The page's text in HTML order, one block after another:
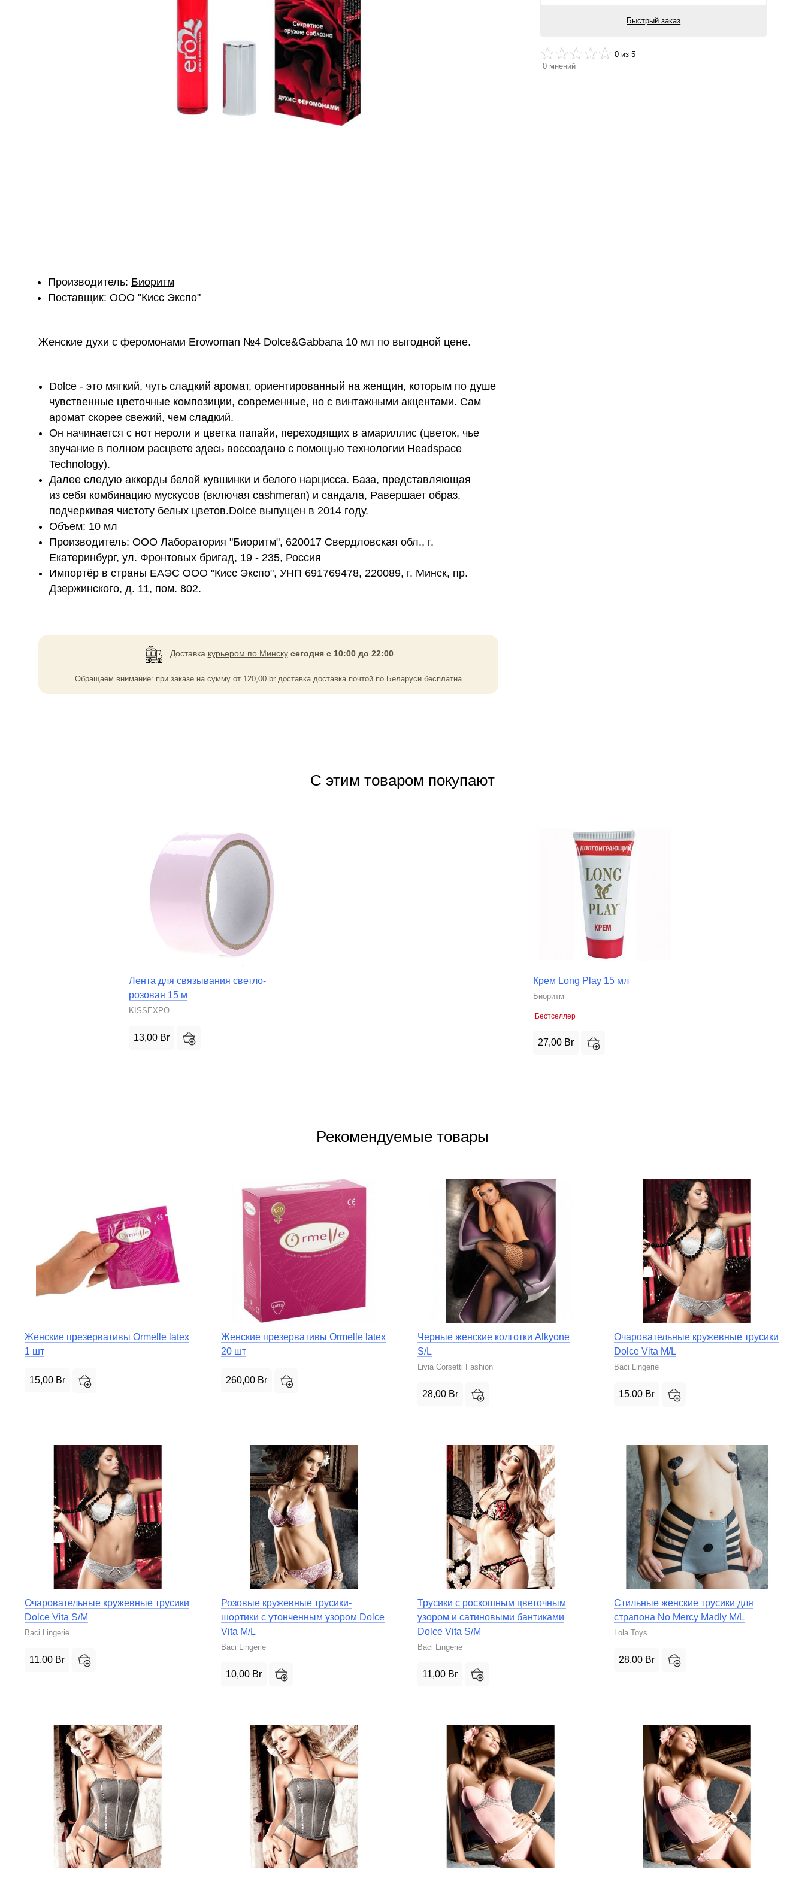
Быстрый заказ
0 из 5
0 мнений
Производитель: Биоритм
Поставщик: ОOО "Кисс Экспо"
Женские духи с феромонами Erowoman №4 Dolce&Gabbana 10 мл по выгодной цене.
Dolce - это мягкий, чуть сладкий аромат, ориентированный на женщин, которым по душе
чувственные цветочные композиции, современные, но с винтажными акцентами. Сам
аромат скорее свежий, чем сладкий.
Он начинается с нот нероли и цветка папайи, переходящих в амариллис (цветок, чье
звучание в полном расцвете здесь воссоздано с помощью технологии Headspace
Technology).
Далее следую аккорды белой кувшинки и белого нарцисса. База, представляющая
из себя комбинацию мускусов (включая cashmeran) и сандала, Pавершает образ,
подчеркивая чистоту белых цветов.Dolce выпущен в 2014 году.
Объем: 10 мл
Производитель: ООО Лаборатория "Биоритм", 620017 Свердловская обл., г.
Екатеринбург, ул. Фронтовых бригад, 19 - 235, Россия
Импортёр в страны ЕАЭС ООО "Кисс Экспо", УНП 691769478, 220089, г. Минск, пр.
Дзержинского, д. 11, пом. 802.
Доставка курьером по Минску сегодня с 10:00 до 22:00
Обращаем внимание: при заказе на сумму от 120,00 br доставка доставка почтой по Беларуси бесплатна
С этим товаром покупают
Лента для связывания светло-
розовая 15 м
KISSEXPO
13,00 Br
Крем Long Play 15 мл
Биоритм
Бестселлер
27,00 Br
Рекомендуемые товары
Женские презервативы Ormelle latex
1 шт
15,00 Br
Женские презервативы Ormelle latex
20 шт
260,00 Br
Черные женские колготки Alkyone
S/L
Livia Corsetti Fashion
28,00 Br
Очаровательные кружевные трусики
Dolce Vita M/L
Baci Lingerie
15,00 Br
Очаровательные кружевные трусики
Dolce Vita S/M
Baci Lingerie
11,00 Br
Розовые кружевные трусики-
шортики с утонченным узором Dolce
Vita M/L
Baci Lingerie
10,00 Br
Трусики с роскошным цветочным
узором и сатиновыми бантиками
Dolce Vita S/M
Baci Lingerie
11,00 Br
Стильные женские трусики для
страпона No Mercy Madly M/L
Lola Toys
28,00 Br